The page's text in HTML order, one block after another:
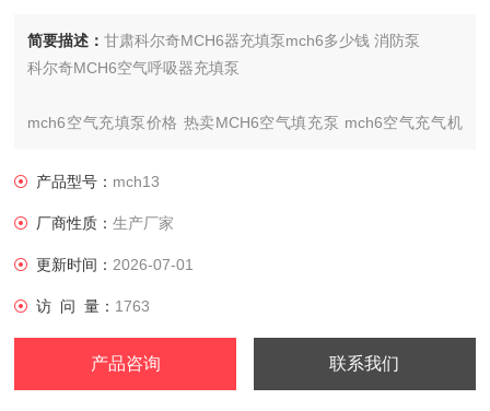
简要描述：甘肃科尔奇MCH6器充填泵mch6多少钱 消防泵
科尔奇MCH6空气呼吸器充填泵
mch6空气充填泵价格 热卖MCH6空气填充泵 mch6空气充气机
产品型号： mch13
厂商性质：生产厂家
更新时间： 2026-07-01
访 问 量： 1763
产品咨询 联系我们